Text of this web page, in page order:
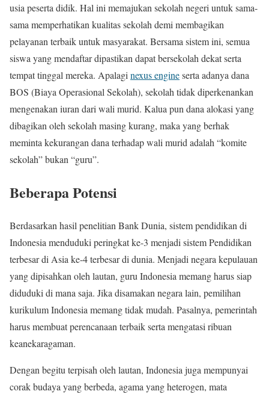
usia peserta didik. Hal ini memajukan sekolah negeri untuk sama-
sama memperhatikan kualitas sekolah demi membagikan
pelayanan terbaik untuk masyarakat. Bersama sistem ini, semua
siswa yang mendaftar dipastikan dapat bersekolah dekat serta
tempat tinggal mereka. Apalagi nexus engineserta adanya dana
BOS (Biaya Operasional Sekolah), sekolah tidak diperkenankan
mengenakan iuran dari wali murid. Kalua pun dana alokasi yang
dibagikan oleh sekolah masing kurang, maka yang berhak
meminta kekurangan dana terhadap wali murid adalah “komite
sekolah” bukan “guru”.
Beberapa Potensi
Berdasarkan hasil penelitian Bank Dunia, sistem pendidikan di
Indonesia menduduki peringkat ke-3 menjadi sistem Pendidikan
terbesar di Asia ke-4 terbesar di dunia. Menjadi negara kepulauan
yang dipisahkan oleh lautan, guru Indonesia memang harus siap
diduduki di mana saja. Jika disamakan negara lain, pemilihan
kurikulum Indonesia memang tidak mudah. Pasalnya, pemerintah
harus membuat perencanaan terbaik serta mengatasi ribuan
keanekaragaman.
Dengan begitu terpisah oleh lautan, Indonesia juga mempunyai
corak budaya yang berbeda, agama yang heterogen, mata